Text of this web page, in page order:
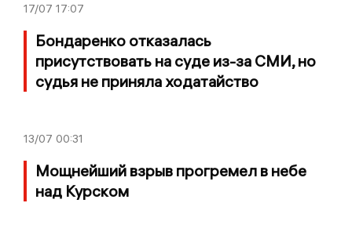
17/07 17:07
Бондаренко отказалась
присутствовать на суде из-за СМИ, но
судья не приняла ходатайство
13/07 00:31
Мощнейший взрыв прогремел в небе
над Курском